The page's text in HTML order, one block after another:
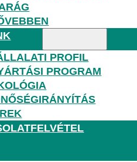
PROFIL
PROGRAM